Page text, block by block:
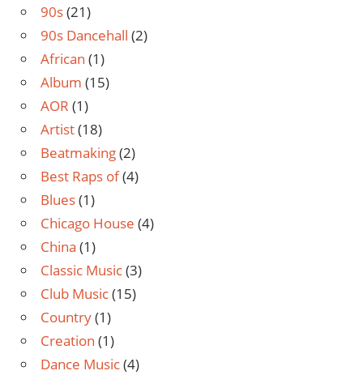
90s(21)
90s Dancehall (2)
African (1)
Album (15)
AOR (1)
Artist(18)
Beatmaking(2)
Best Raps of(4)
Blues(1)
Chicago House (4)
China (1)
Classic Music(3)
Club Music(15)
Country(1)
Creation (1)
Dance Music(4)